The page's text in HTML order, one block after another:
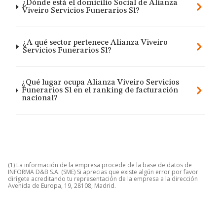
¿Dónde está el domicilio Social de Alianza
Viveiro Servicios Funerarios Sl?
¿A qué sector pertenece Alianza Viveiro
Servicios Funerarios Sl?
¿Qué lugar ocupa Alianza Viveiro Servicios
Funerarios Sl en el ranking de facturación
nacional?
(1) La información de la empresa procede de la base de datos de
INFORMA D&B S.A. (SME) Si aprecias que existe algún error por favor
dirígete acreditando tu representación de la empresa a la dirección
Avenida de Europa, 19, 28108, Madrid.